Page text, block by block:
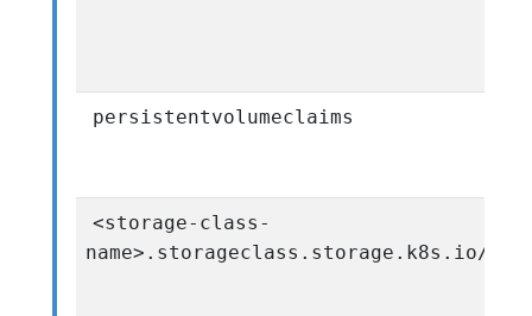
persistentvolumeclaims
<storage-class-
name>.storageclass.storage.k8s.io/